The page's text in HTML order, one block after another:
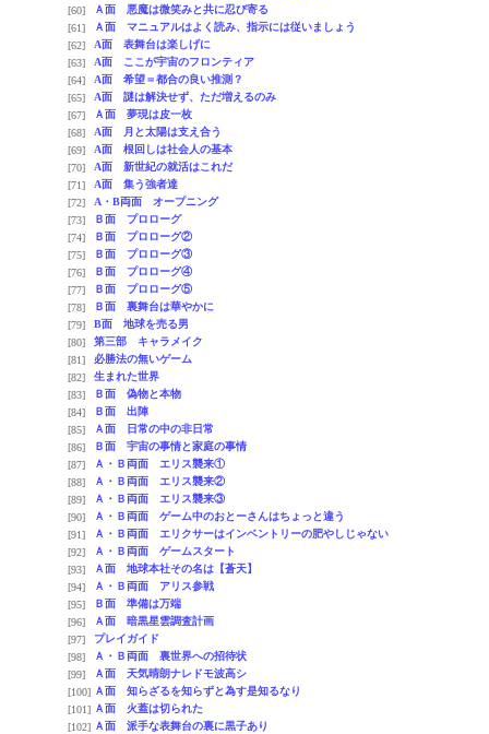
[60]
Ａ面 悪魔は微笑みと共に忍び寄る
[61]
Ａ面 マニュアルはよく読み、指示には従いましょう
[62]
A面 表舞台は楽しげに
[63]
A面 ここが宇宙のフロンティア
[64]
A面 希望＝都合の良い推測？
[65]
A面 謎は解決せず、ただ増えるのみ
[67]
Ａ面 夢現は皮一枚
[68]
A面 月と太陽は支え合う
[69]
A面 根回しは社会人の基本
[70]
A面 新世紀の就活はこれだ
[71]
A面 集う強者達
[72]
A・B両面 オープニング
[73]
Ｂ面 プロローグ
[74]
Ｂ面 プロローグ②
[75]
Ｂ面 プロローグ③
[76]
Ｂ面 プロローグ④
[77]
Ｂ面 プロローグ⑤
[78]
Ｂ面 裏舞台は華やかに
[79]
B面 地球を売る男
[80]
第三部 キャラメイク
[81]
必勝法の無いゲーム
[82]
生まれた世界
[83]
Ｂ面 偽物と本物
[84]
Ｂ面 出陣
[85]
Ａ面 日常の中の非日常
[86]
Ｂ面 宇宙の事情と家庭の事情
[87]
Ａ・Ｂ両面 エリス襲来①
[88]
Ａ・Ｂ両面 エリス襲来②
[89]
Ａ・Ｂ両面 エリス襲来③
[90]
Ａ・Ｂ両面 ゲーム中のおとーさんはちょっと違う
[91]
Ａ・Ｂ両面 エリクサーはインベントリーの肥やしじゃない
[92]
Ａ・Ｂ両面 ゲームスタート
[93]
Ａ面 地球本社その名は【蒼天】
[94]
Ａ・Ｂ両面 アリス参戦
[95]
Ｂ面 準備は万端
[96]
Ａ面 暗黒星雲調査計画
[97]
プレイガイド
[98]
Ａ・Ｂ両面 裏世界への招待状
[99]
Ａ面 天気晴朗ナレドモ波高シ
[100] Ａ面 知らざるを知らずと為す是知るなり
[101] Ａ面 火蓋は切られた
[102] Ａ面 派手な表舞台の裏に黒子あり